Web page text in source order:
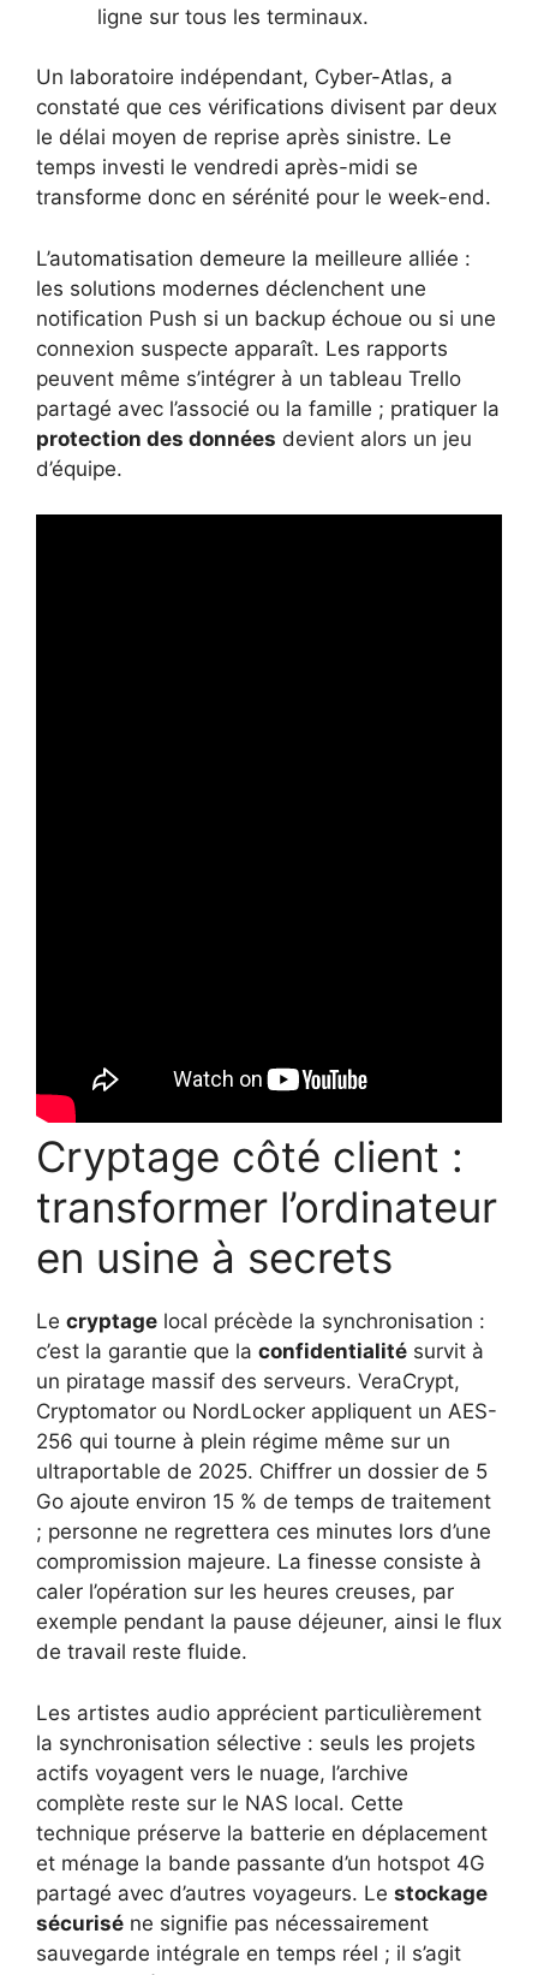
ligne sur tous les terminaux.
Un laboratoire indépendant, Cyber-Atlas, a
constaté que ces vérifications divisent par deux
le délai moyen de reprise après sinistre. Le
temps investi le vendredi après-midi se
transforme donc en sérénité pour le week-end.
L’automatisation demeure la meilleure alliée :
les solutions modernes déclenchent une
notification Push si un backup échoue ou si une
connexion suspecte apparaît. Les rapports
peuvent même s’intégrer à un tableau Trello
partagé avec l’associé ou la famille ; pratiquer la
protection des données devient alors un jeu
d’équipe.
Cryptage côté client :
transformer l’ordinateur
en usine à secrets
Le cryptage local précède la synchronisation :
c’est la garantie que la confidentialité survit à
un piratage massif des serveurs. VeraCrypt,
Cryptomator ou NordLocker appliquent un AES-
256 qui tourne à plein régime même sur un
ultraportable de 2025. Chiffrer un dossier de 5
Go ajoute environ 15 % de temps de traitement
; personne ne regrettera ces minutes lors d’une
compromission majeure. La finesse consiste à
caler l’opération sur les heures creuses, par
exemple pendant la pause déjeuner, ainsi le flux
de travail reste fluide.
Les artistes audio apprécient particulièrement
la synchronisation sélective : seuls les projets
actifs voyagent vers le nuage, l’archive
complète reste sur le NAS local. Cette
technique préserve la batterie en déplacement
et ménage la bande passante d’un hotspot 4G
partagé avec d’autres voyageurs. Le stockage
sécurisé ne signifie pas nécessairement
sauvegarde intégrale en temps réel ; il s’agit